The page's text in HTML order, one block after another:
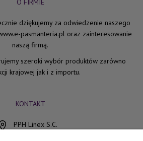
O FIRMIE
dziękujemy za odwiedzenie naszego
pasmanteria.pl oraz zainteresowanie
naszą firmą.
szeroki wybór produktów zarówno
krajowej jak i z importu.
KONTAKT
PPH Linex S.C.